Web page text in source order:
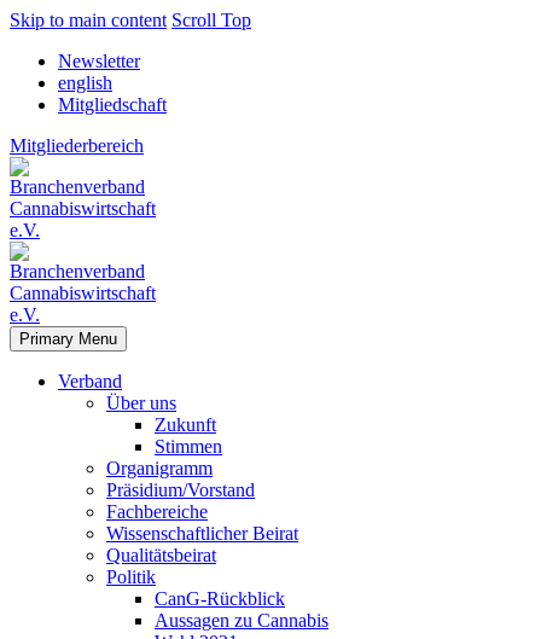
Skip to main content Scroll Top
Newsletter
english
Mitgliedschaft
Mitgliederbereich
Primary Menu
Verband
Über uns
Zukunft
Stimmen
Organigramm
Präsidium/Vorstand
Fachbereiche
Wissenschaftlicher Beirat
Qualitätsbeirat
Politik
CanG-Rückblick
Aussagen zu Cannabis